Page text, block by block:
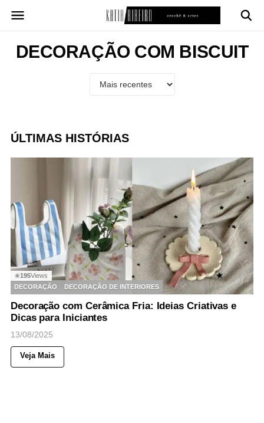
para
conteúdo
DECORAÇÃO COM BISCUIT
ÚLTIMAS HISTÓRIAS
◉195Views
DECORAÇÃO
DECORAÇÃO DE INTERIORES
Decoração com Cerâmica Fria: Ideias Criativas e
Dicas para Iniciantes
13/08/2025
Veja Mais